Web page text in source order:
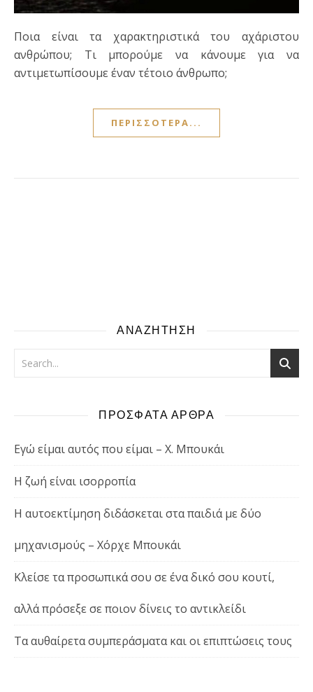
Ποια είναι τα χαρακτηριστικά του αχάριστου
ανθρώπου; Τι μπορούμε να κάνουμε για να
αντιμετωπίσουμε έναν τέτοιο άνθρωπο;
ΠΕΡΙΣΣΌΤΕΡΑ...
ΑΝΑΖΗΤΗΣΗ
ΠΡΟΣΦΑΤΑ ΑΡΘΡΑ
Εγώ είμαι αυτός που είμαι – Χ. Μπουκάι
Η ζωή είναι ισορροπία
Η αυτοεκτίμηση διδάσκεται στα παιδιά με δύο
μηχανισμούς – Χόρχε Μπουκάι
Κλείσε τα προσωπικά σου σε ένα δικό σου κουτί,
αλλά πρόσεξε σε ποιον δίνεις το αντικλείδι
Τα αυθαίρετα συμπεράσματα και οι επιπτώσεις τους